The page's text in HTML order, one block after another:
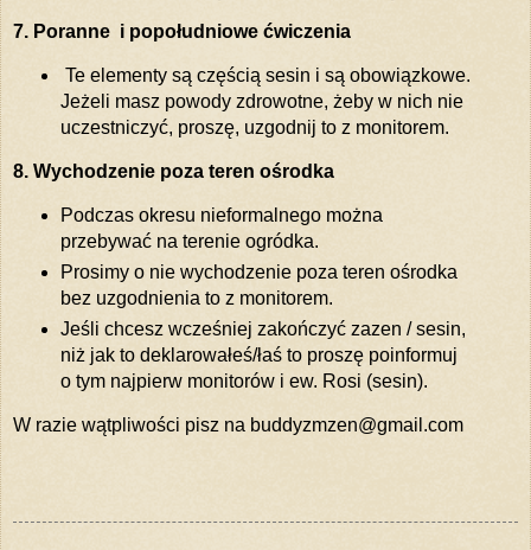
7. Poranne i popołudniowe ćwiczenia
Te elementy są częścią sesin i są obowiązkowe.
Jeżeli masz powody zdrowotne, żeby w nich nie
uczestniczyć, proszę, uzgodnij to z monitorem.
8. Wychodzenie poza teren ośrodka
Podczas okresu nieformalnego można
przebywać na terenie ogródka.
Prosimy o nie wychodzenie poza teren ośrodka
bez uzgodnienia to z monitorem.
Jeśli chcesz wcześniej zakończyć zazen / sesin,
niż jak to deklarowałeś/łaś to proszę poinformuj
o tym najpierw monitorów i ew. Rosi (sesin).
W razie wątpliwości pisz na buddyzmzen@gmail.com